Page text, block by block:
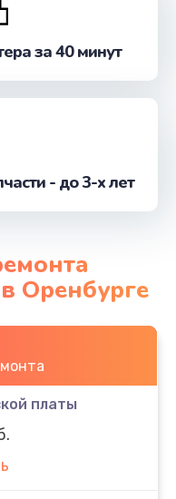
за 40 минут
- до 3-х лет
Оренбурге
платы